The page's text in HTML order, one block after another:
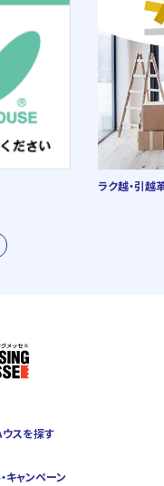
ラク越・引越
スを探す
キャンペーン